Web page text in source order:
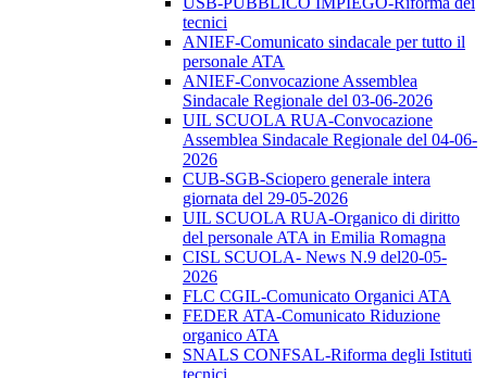
tecnici
ANIEF-Comunicato sindacale per tutto il
personale ATA
ANIEF-Convocazione Assemblea
Sindacale Regionale del 03-06-2026
UIL SCUOLA RUA-Convocazione
Assemblea Sindacale Regionale del 04-06-
2026
CUB-SGB-Sciopero generale intera
giornata del 29-05-2026
UIL SCUOLA RUA-Organico di diritto
del personale ATA in Emilia Romagna
CISL SCUOLA- News N.9 del20-05-
2026
FLC CGIL-Comunicato Organici ATA
FEDER ATA-Comunicato Riduzione
organico ATA
SNALS CONFSAL-Riforma degli Istituti